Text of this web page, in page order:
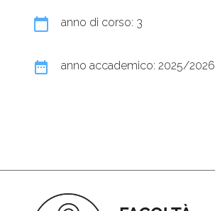
calendar_today anno di corso: 3
date_range anno accademico: 2025/2026